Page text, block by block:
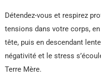
Détendez-vous et respirez
tensions dans votre corps,
tête, puis en descendant
négativité et le stress
Terre Mère.